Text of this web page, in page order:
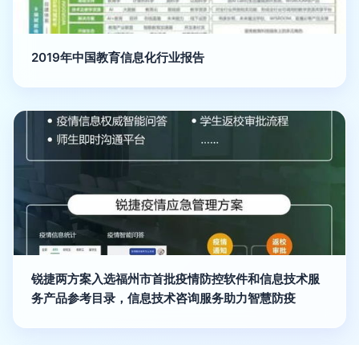
2019年中国教育信息化行业报告
锐捷两方案入选福州市首批疫情防控软件和信息技术服
务产品参考目录，信息技术咨询服务助力智慧防疫